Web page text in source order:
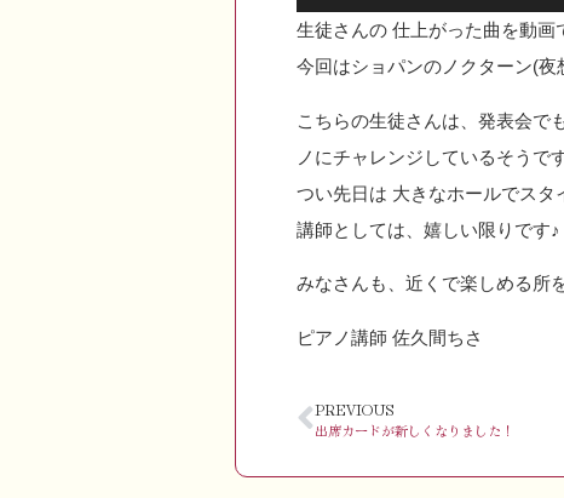
生徒さんの 仕上がった曲を動画
今回はショパンのノクターン(夜
こちらの生徒さんは、発表会で
ノにチャレンジしているそうです
つい先日は 大きなホールでスタ
講師としては、嬉しい限りです♪
みなさんも、近くで楽しめる所
ピアノ講師 佐久間ちさ
PREVIOUS
出席カードが新しくなりました！